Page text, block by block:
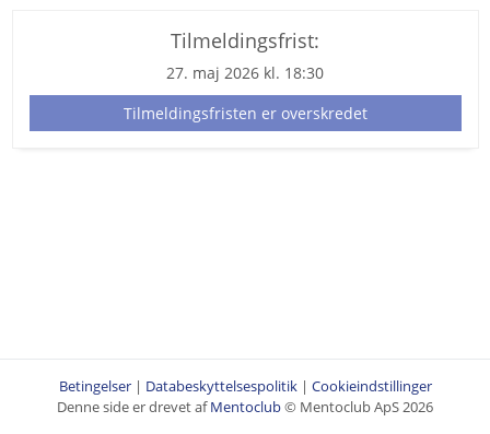
Tilmeldingsfrist:
27. maj 2026 kl. 18:30
Tilmeldingsfristen er overskredet
Betingelser | Databeskyttelsespolitik | Cookieindstillinger
Denne side er drevet afMentoclub© Mentoclub ApS 2026